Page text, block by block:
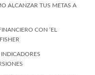
ALCANZAR TUS METAS A
CON ‘EL